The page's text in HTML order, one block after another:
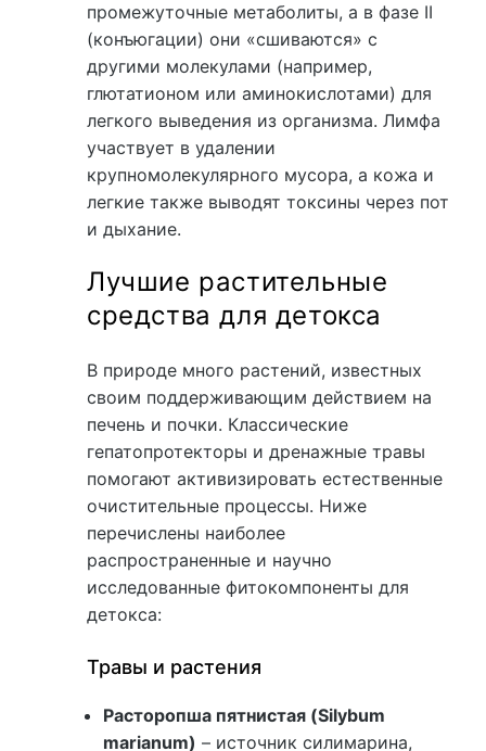
промежуточные метаболиты, а в фазе II
(конъюгации) они «сшиваются» с
другими молекулами (например,
глютатионом или аминокислотами) для
легкого выведения из организма. Лимфа
участвует в удалении
крупномолекулярного мусора, а кожа и
легкие также выводят токсины через пот
и дыхание.
Лучшие растительные
средства для детокса
В природе много растений, известных
своим поддерживающим действием на
печень и почки. Классические
гепатопротекторы и дренажные травы
помогают активизировать естественные
очистительные процессы. Ниже
перечислены наиболее
распространенные и научно
исследованные фитокомпоненты для
детокса:
Травы и растения
Расторопша пятнистая (Silybum
marianum) – источник силимарина,